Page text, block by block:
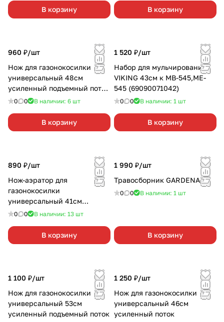
В корзину В корзину
960 ₽/шт
Нож для газонокосилки
универсальный 48см
усиленный подъемный поток
ROTARY
0 0 В наличии: 6 шт
В корзину
1 520 ₽/шт
Набор для мульчирования
VIKING 43см к MB-545,ME-
545 (69090071042)
0 0 В наличии: 1 шт
В корзину
890 ₽/шт
Нож-аэратор для
газонокосилки
универсальный 41см
THATCHER
0 0 В наличии: 13 шт
В корзину
1 990 ₽/шт
Травосборник GARDENA
0 0 В наличии: 1 шт
В корзину
1 100 ₽/шт
Нож для газонокосилки
универсальный 53см
усиленный подъемный поток
1 250 ₽/шт
Нож для газонокосилки
универсальный 46см
усиленный поток